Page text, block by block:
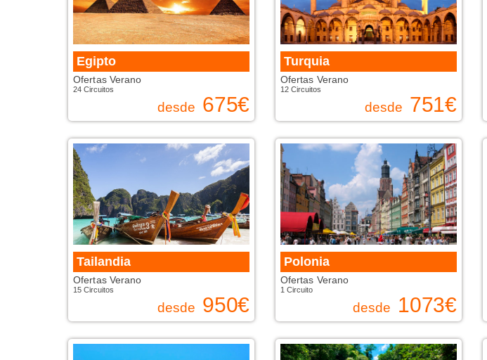
Egipto
Ofertas Verano
24 Circuitos
desde 675€
Turquia
Ofertas Verano
12 Circuitos
desde 751€
Tailandia
Ofertas Verano
15 Circuitos
desde 950€
Polonia
Ofertas Verano
1 Circuito
desde 1073€